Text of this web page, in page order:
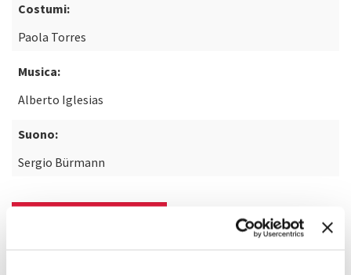
Costumi:
Paola Torres
Musica:
Alberto Iglesias
Suono:
Sergio Bürmann